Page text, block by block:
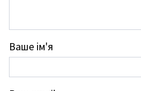
Ваше ім'я